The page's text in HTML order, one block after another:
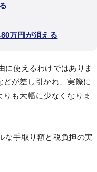
万円が消える
に使えるわけではありま
が差し引かれ、実際に
りも大幅に少なくなりま
な手取り額と税負担の実